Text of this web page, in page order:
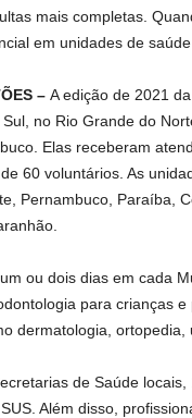
mais completas.
em unidades de saúde
– A edição de 2021
no Rio Grande do
Elas receberam
60 voluntários. As
Pernambuco, Paraíba,
ou dois dias em cada
para crianças
dermatologia,
de Saúde
Além disso,